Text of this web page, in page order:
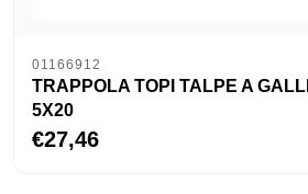
01166912
TRAPPOLA TOPI TALPE A
5X20
€27,46